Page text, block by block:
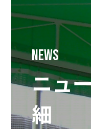
content
NEWS
ニュ
細